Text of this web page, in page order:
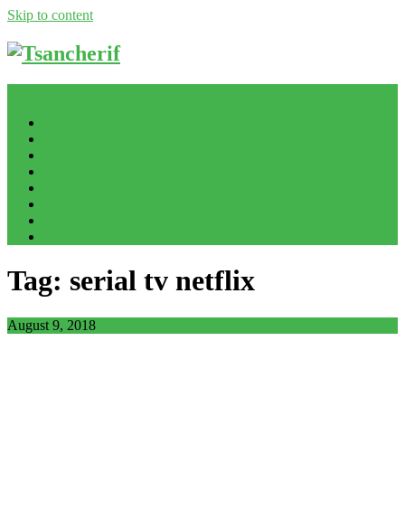
Skip to content
Tag: serial tv netflix
August 9, 2018